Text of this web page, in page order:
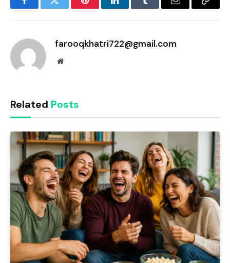
FacebookTwitter PinterestLinkedInTumblr Email
Copy
farooqkhatri722@gmail.com
Website
Related Posts